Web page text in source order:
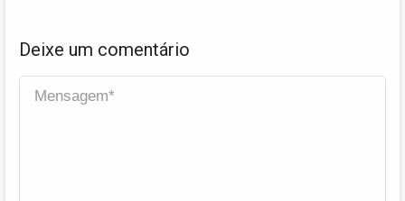
Deixe um comentário